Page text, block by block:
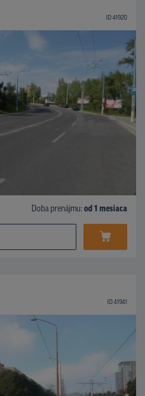
ID 41920
Doba prenájmu: od 1 mesiaca
ID 41941